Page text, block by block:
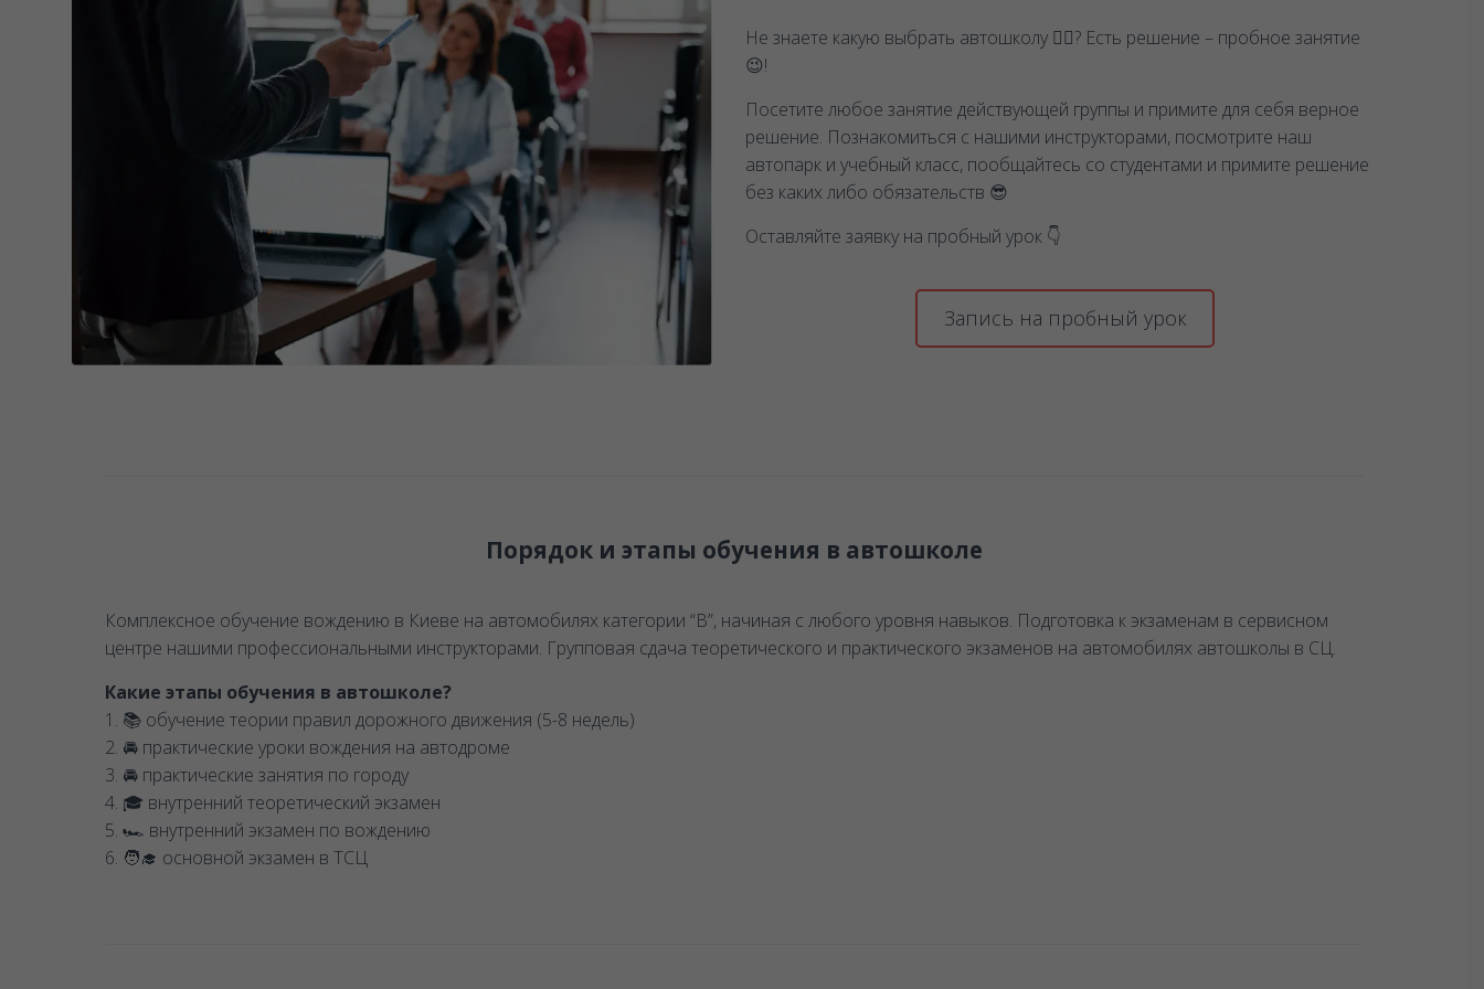
Не знаете какую выбрать автошколу 🤷‍♂️? Есть решение – пробное занятие
😉!
Посетите любое занятие действующей группы и примите для себя верное
решение. Познакомиться с нашими инструкторами, посмотрите наш
автопарк и учебный класс, пообщайтесь со студентами и примите решение
без каких либо обязательств 😎
Оставляйте заявку на пробный урок 👇
Запись на пробный урок
Порядок и этапы обучения в автошколе
Комплексное обучение вождению в Киеве на автомобилях категории “В”, начиная с любого уровня навыков. Подготовка к экзаменам в сервисном
центре нашими профессиональными инструкторами. Групповая сдача теоретического и практического экзаменов на автомобилях автошколы в СЦ.
Какие этапы обучения в автошколе?
1. 📚 обучение теории правил дорожного движения (5-8 недель)
2. 🚘 практические уроки вождения на автодроме
3. 🚘 практические занятия по городу
4. 🎓 внутренний теоретический экзамен
5. 🏎 внутренний экзамен по вождению
6. 🧑‍🎓 основной экзамен в ТСЦ